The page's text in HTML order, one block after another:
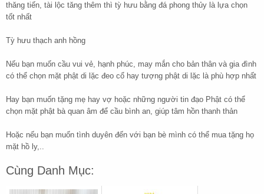
thăng tiến, tài lộc tăng thêm thì tỳ hưu bằng đá phong thủy là lựa chọn
tốt nhất
Tỳ hưu thạch anh hồng
Nếu bạn muốn cầu vui vẻ, hạnh phúc, may mắn cho bản thân và gia đình
có thể chọn mặt phật di lặc đeo cổ hay tượng phật di lặc là phù hợp nhất
Hay bạn muốn tặng mẹ hay vợ hoặc những người tin đạo Phật có thể
chọn mặt phật bà quan âm để cầu bình an, giúp tâm hồn thanh thản
Hoặc nếu bạn muốn tình duyên đến với bạn bè mình có thể mua tặng họ
mặt hồ ly,..
Cùng Danh Mục: